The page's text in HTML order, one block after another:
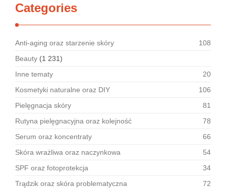
Categories
Anti-aging oraz starzenie skóry
108
Beauty (1 231)
Inne tematy
20
Kosmetyki naturalne oraz DIY
106
Pielęgnacja skóry
81
Rutyna pielęgnacyjna oraz kolejność
78
Serum oraz koncentraty
66
Skóra wrażliwa oraz naczynkowa
54
SPF oraz fotoprotekcja
34
Trądzik oraz skóra problematyczna
72